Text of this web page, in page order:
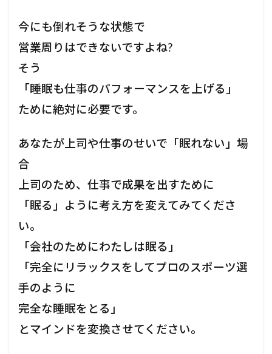
今にも倒れそうな状態で
営業周りはできないですよね?
そう
「睡眠も仕事のパフォーマンスを上げる」
ために絶対に必要です。
あなたが上司や仕事のせいで「眠れない」場
合
上司のため、仕事で成果を出すために
「眠る」ように考え方を変えてみてくださ
い。
「会社のためにわたしは眠る」
「完全にリラックスをしてプロのスポーツ選
手のように
完全な睡眠をとる」
とマインドを変換させてください。